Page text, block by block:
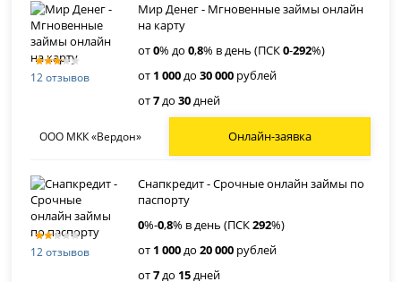
12 отзывов
Мир Денег - Мгновенные займы онлайн
на карту
от0% до0,8% в день (ПСК0-292%)
от 1 000до30 000 рублей
от7до30дней
ООО МКК «Вердон» Онлайн-заявка
12 отзывов
Снапкредит - Срочные онлайн займы по
паспорту
0%-0,8% в день (ПСК292%)
от 1 000до20 000 рублей
от7до 15дней